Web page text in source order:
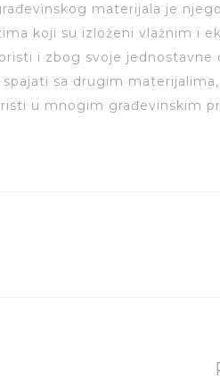
materijala je
koji su izloženi vlažnim i
i zbog svoje
sa drugim
u mnogim građevinskim